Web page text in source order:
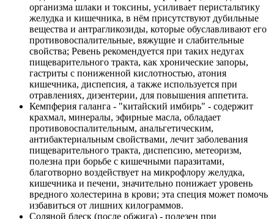
организма шлаки и токсины, усиливает перистальтику
желудка и кишечника, в нём присутствуют дубильные
вещества и антрагликозиды, которые обуславливают его
противовоспалительные, вяжущие и слабительные
свойства; Ревень рекомендуется при таких недугах
пищеварительного тракта, как хронические запоры,
гастриты с пониженной кислотностью, атония
кишечника, диспепсия, а также используется при
отравлениях, дизентерии, для повышения аппетита.
Кемпферия галанга - "китайский имбирь" - содержит
крахмал, минералы, эфирные масла, обладает
противовоспалительным, анальгетическим,
антибактериальным свойствами, лечит заболевания
пищеварительного тракта, диспепсию, метеоризм,
полезна при борьбе с кишечными паразитами,
благотворно воздействует на микрофлору желудка,
кишечника и печени, значительно понижает уровень
вредного холестерина в крови; эта специя может помочь
избавиться от лишних килограммов.
Соляной блеск (после обжига) - полезен при